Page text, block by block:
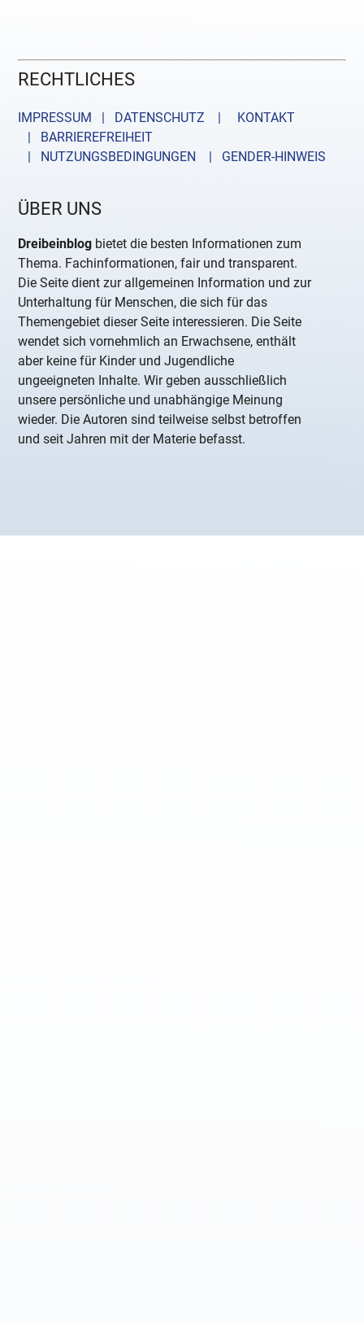
RECHTLICHES
IMPRESSUM | DATENSCHUTZ |
KONTAKT
| BARRIEREFREIHEIT
| NUTZUNGSBEDINGUNGEN
| GENDER-HINWEIS
ÜBER UNS
Dreibeinblog bietet die besten Informationen zum
Thema. Fachinformationen, fair und transparent.
Die Seite dient zur allgemeinen Information und zur
Unterhaltung für Menschen, die sich für das
Themengebiet dieser Seite interessieren. Die Seite
wendet sich vornehmlich an Erwachsene, enthält
aber keine für Kinder und Jugendliche
ungeeigneten Inhalte. Wir geben ausschließlich
unsere persönliche und unabhängige Meinung
wieder. Die Autoren sind teilweise selbst betroffen
und seit Jahren mit der Materie befasst.